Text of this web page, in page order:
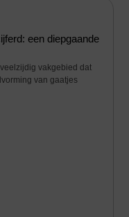
een diepgaande
vakgebied dat
van gaatjes